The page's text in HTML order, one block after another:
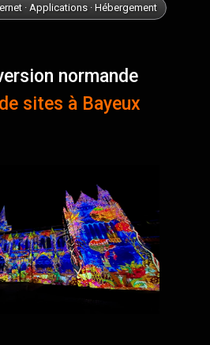
· Applications · Hébergement
normande
sites à Bayeux